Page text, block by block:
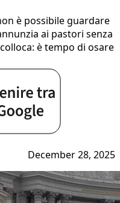
è possibile guardare
ai pastori senza
è tempo di osare
December 28, 2025